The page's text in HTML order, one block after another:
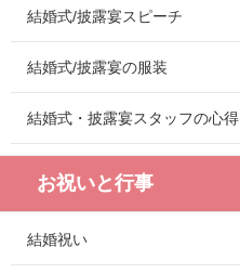
結婚式/披露宴スピーチ
結婚式/披露宴の服装
結婚式・披露宴スタッフの心得
お祝いと行事
結婚祝い